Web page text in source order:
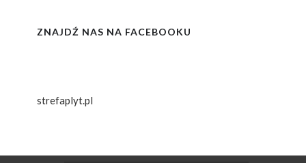
ZNAJDŹ NAS NA FACEBOOKU
strefaplyt.pl